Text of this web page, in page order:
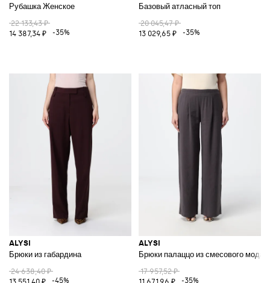
Рубашка Женское
22 133,43 ₽
14 387,34 ₽
-35%
Базовый атласный топ
20 045,47 ₽
13 029,65 ₽
-35%
ALYSI
Брюки из габардина
24 638,40 ₽
-45%
ALYSI
Брюки палаццо из смесового
17 957,52 ₽
-35%